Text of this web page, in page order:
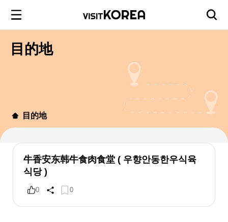
目的地
目的地
牛香安东韩牛食肉食堂 ( 우향안동한우식육
식당 )
0 0